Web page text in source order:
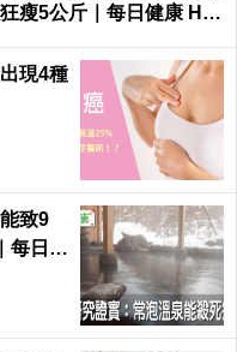
瘦5公斤｜每日健康 Hea
現4種
致9
每日健